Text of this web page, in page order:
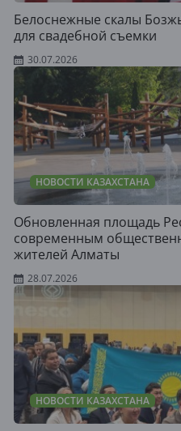
Белоснежные скалы
для свадебной съемки
30.07.2026
НОВОСТИ КАЗАХСТАНА
Обновленная площадь
современным
жителей Алматы
28.07.2026
НОВОСТИ КАЗАХСТАНА